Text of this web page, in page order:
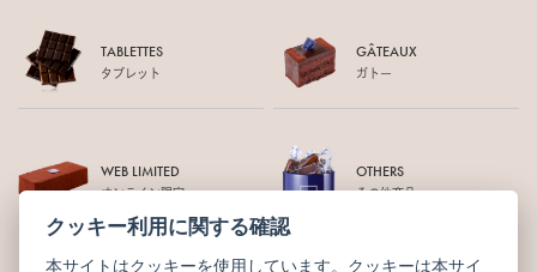
TABLETTES
タブレット
GÂTEAUX
ガトー
WEB LIMITED
オンライン限定
OTHERS
その他商品
クッキー利用に関する確認
本サイトはクッキーを使用しています。クッキーは本サイ